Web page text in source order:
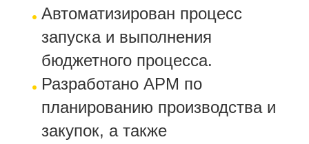
Автоматизирован процесс
запуска и выполнения
бюджетного процесса.
Разработано APM по
планированию производства и
закупок, а также